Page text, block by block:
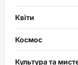
Квіти
Космос
Культура та